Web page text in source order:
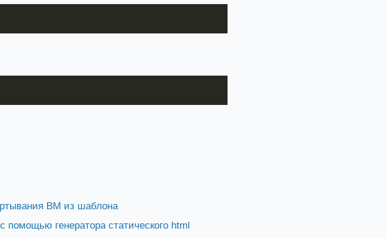
ВМ из шаблона
генератора статического html